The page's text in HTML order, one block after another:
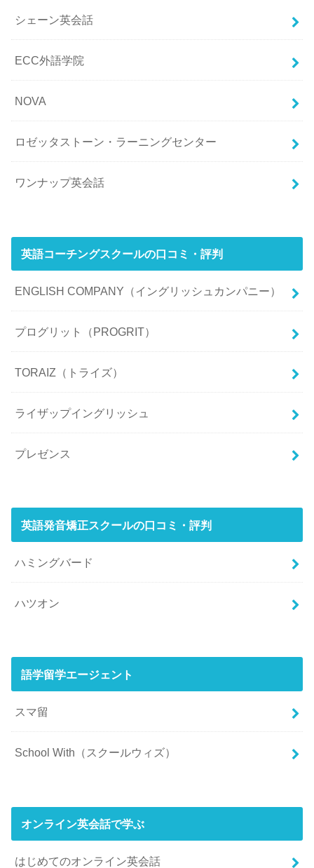
シェーン英会話
ECC外語学院
NOVA
ロゼッタストーン・ラーニングセンター
ワンナップ英会話
英語コーチングスクールの口コミ・評判
ENGLISH COMPANY（イングリッシュカンパニー）
プログリット（PROGRIT）
TORAIZ（トライズ）
ライザップイングリッシュ
プレゼンス
英語発音矯正スクールの口コミ・評判
ハミングバード
ハツオン
語学留学エージェント
スマ留
School With（スクールウィズ）
オンライン英会話で学ぶ
はじめてのオンライン英会話